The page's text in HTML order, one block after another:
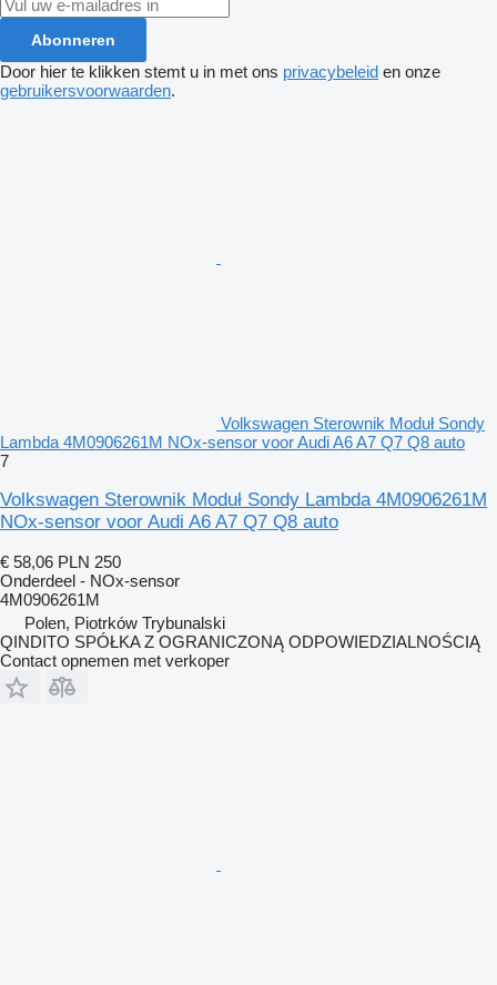
Abonneren
Door hier te klikken stemt u in met ons privacybeleid en onze
gebruikersvoorwaarden.
Volkswagen Sterownik Moduł Sondy
Lambda 4M0906261M NOx-sensor voor Audi A6 A7 Q7 Q8 auto
7
Volkswagen Sterownik Moduł Sondy Lambda 4M0906261M
NOx-sensor voor Audi A6 A7 Q7 Q8 auto
€ 58,06 PLN 250
Onderdeel - NOx-sensor
4M0906261M
Polen, Piotrków Trybunalski
QINDITO SPÓŁKA Z OGRANICZONĄ ODPOWIEDZIALNOŚCIĄ
Contact opnemen met verkoper